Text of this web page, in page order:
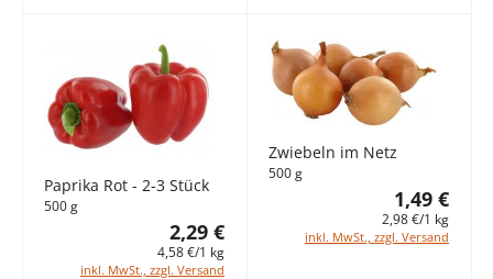
Paprika Rot - 2-3 Stück
500 g
2,29 €
4,58 €/1 kg
inkl. MwSt., zzgl. Versand
Zwiebeln im Netz
500 g
1,49 €
2,98 €/1 kg
inkl. MwSt., zzgl. Versand